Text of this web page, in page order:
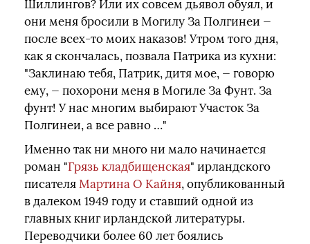
Шиллингов? Или их совсем дьявол обуял, и
они меня бросили в Могилу За Полгинеи —
после всех-то моих наказов! Утром того дня,
как я скончалась, позвала Патрика из кухни:
"Заклинаю тебя, Патрик, дитя мое, — говорю
ему, — похорони меня в Могиле За Фунт. За
фунт! У нас многим выбирают Участок За
Полгинеи, а все равно …"
Именно так ни много ни мало начинается
роман "Грязь кладбищенская" ирландского
писателяМартина О Кайня, опубликованный
в далеком 1949 году и ставший одной из
главных книг ирландской литературы.
Переводчики более 60 лет боялись